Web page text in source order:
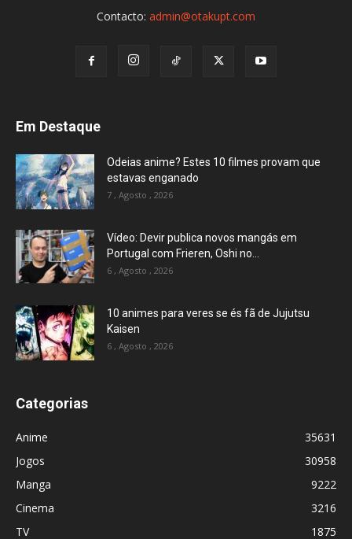
Contacto: admin@otakupt.com
Em Destaque
Odeias anime? Estes 10 filmes provam que
estavas enganado
7 , Agosto , 2026
Vídeo: Devir publica novos mangás em
Portugal com Frieren, Oshi no...
6 , Agosto , 2026
10 animes para veres se és fã de Jujutsu
Kaisen
6 , Agosto , 2026
Categorias
Anime
35631
Jogos
30958
Manga
9222
Cinema
3216
TV
1875